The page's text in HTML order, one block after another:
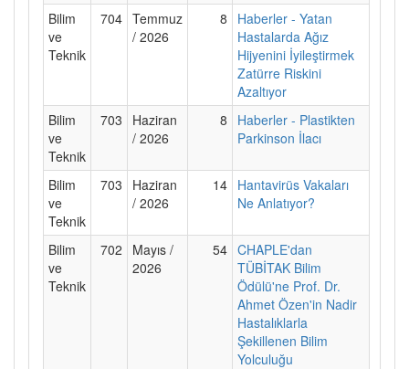
Bilim
ve
Teknik
704 Temmuz
/ 2026
8
Haberler - Yatan
Hastalarda Ağız
Hijyenini İyileştirmek
Zatürre Riskini
Azaltıyor
Bilim
ve
Teknik
703
Haziran
/ 2026
8
Haberler - Plastikten
Parkinson İlacı
Bilim
ve
Teknik
703
Haziran
/ 2026
14 Hantavirüs Vakaları
Ne Anlatıyor?
Bilim
ve
Teknik
702
Mayıs /
2026
54 CHAPLE'dan
TÜBİTAK Bilim
Ödülü'ne Prof. Dr.
Ahmet Özen'in Nadir
Hastalıklarla
Şekillenen Bilim
Yolculuğu